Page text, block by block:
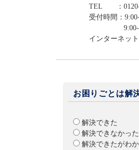
TEL ：0120-
受付時間：
9:00-12:00
インターネッ
お困りごとは解
解決できた
解決できなかった
解決できたがわ